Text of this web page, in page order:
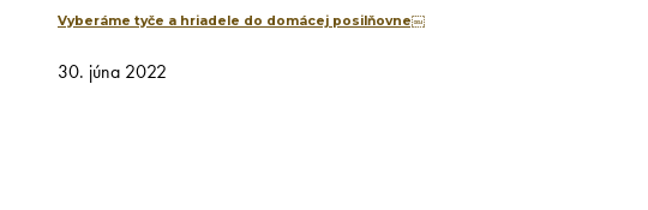
Vyberáme tyče a hriadele do domácej posilňovne￼
30. júna 2022